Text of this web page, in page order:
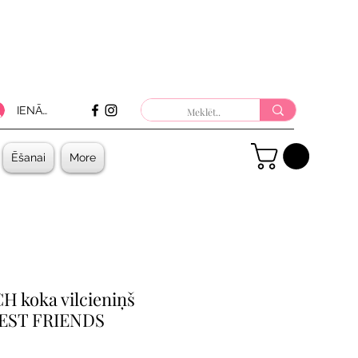
Ēšanai More
IENĀKT
koka vilcieniņš
FRIENDS